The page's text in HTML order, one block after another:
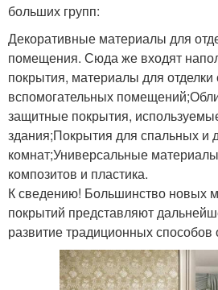
больших групп:
Декоративные материалы для
помещения. Сюда же входят
покрытия, материалы для отделки
вспомогательных
защитные покрытия,
здания;Покрытия для спальных и
комнат;Универсальные
композитов и пластика.
К сведению! Большинство новых
покрытий представляют
развитие традиционных способов